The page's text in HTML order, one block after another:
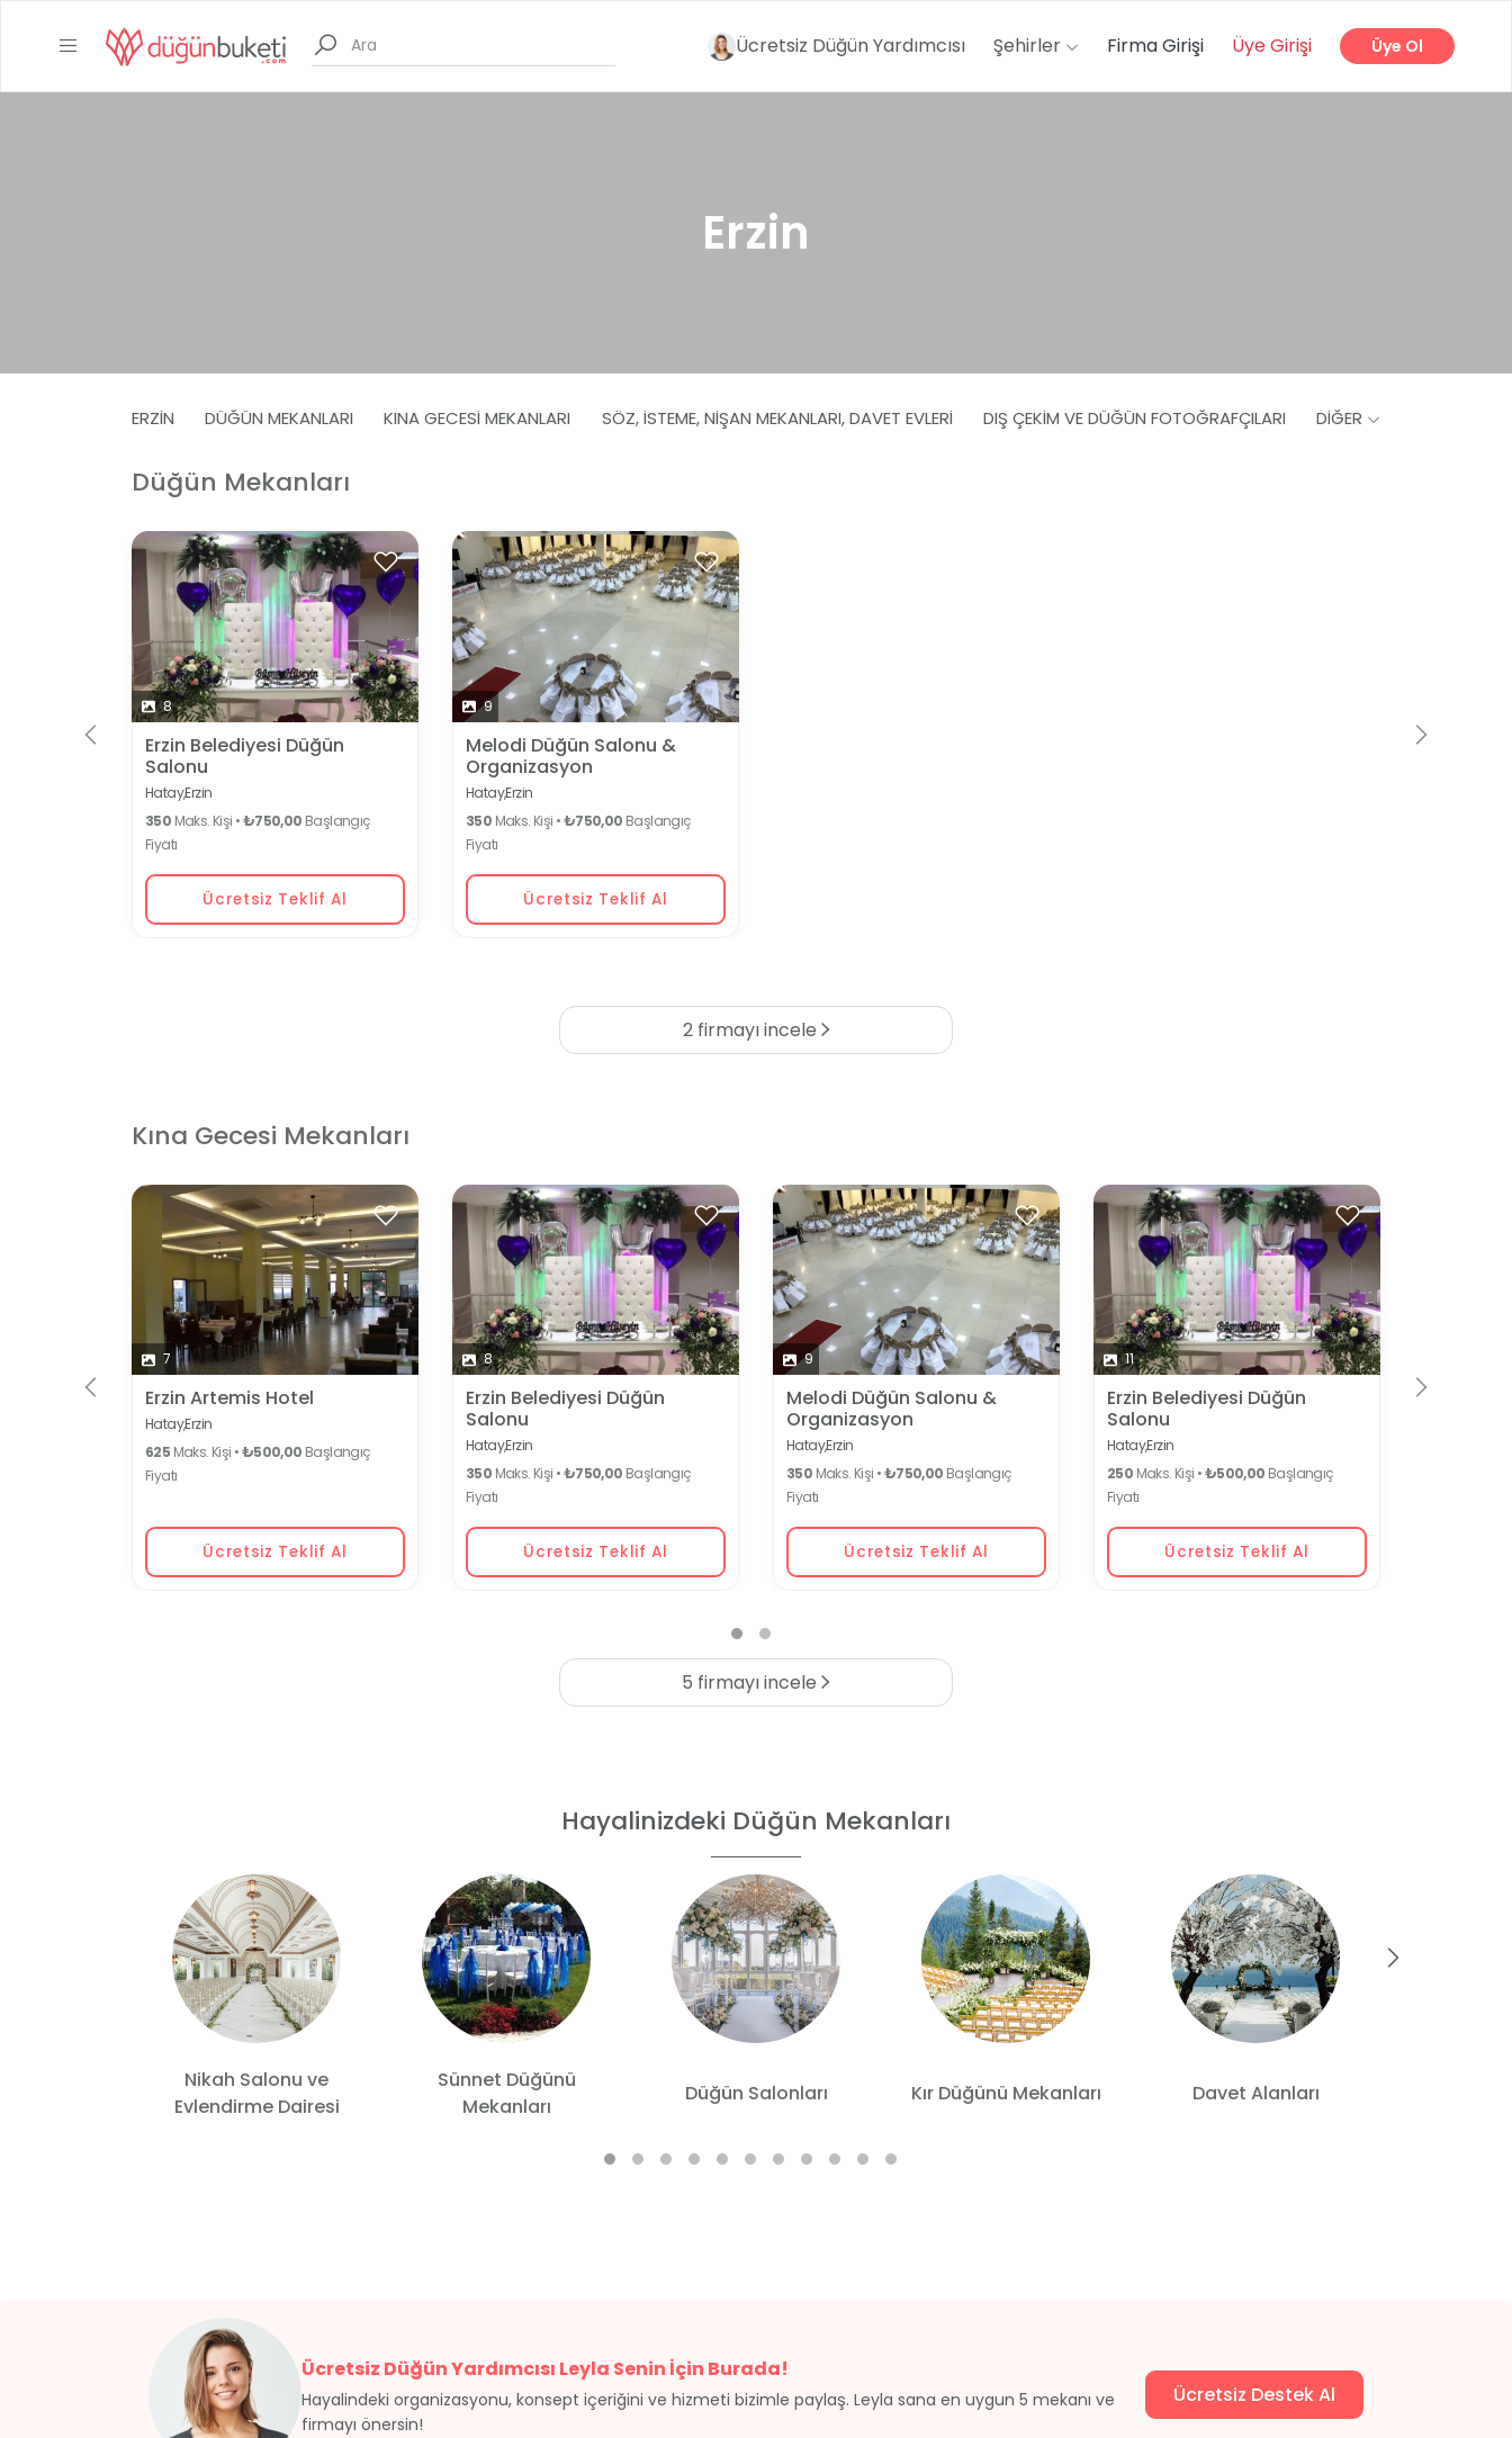
Ücretsiz Düğün Yardımcısı Şehirler Firma Girişi Üye Girişi Üye Ol
Erzin
ERZIN DÜĞÜN MEKANLARI KINA GECESI MEKANLARI SÖZ, İSTEME, NIŞAN MEKANLARI, DAVET EVLERI DIŞ ÇEKIM VE DÜĞÜN FOTOĞRAFÇILARI DIĞER
Düğün Mekanları
8
Erzin Belediyesi Düğün
Salonu
Hatay,Erzin
350 Maks. Kişi •₺750,00 Başlangıç
Fiyatı
Ücretsiz Teklif Al
9
Melodi Düğün Salonu &
Organizasyon
Hatay,Erzin
350 Maks. Kişi •₺750,00 Başlangıç
Fiyatı
Ücretsiz Teklif Al
2 firmayı incele
Kına Gecesi Mekanları
7
Erzin Artemis Hotel
Hatay,Erzin
625 Maks. Kişi •₺500,00 Başlangıç
Fiyatı
Ücretsiz Teklif Al
8
Erzin Belediyesi Düğün
Salonu
Hatay,Erzin
350 Maks. Kişi •₺750,00 Başlangıç
Fiyatı
Ücretsiz Teklif Al
9
Melodi Düğün Salonu &
Organizasyon
Hatay,Erzin
350 Maks. Kişi •₺750,00 Başlangıç
Fiyatı
Ücretsiz Teklif Al
11
Erzin Belediyesi Düğün
Salonu
Hatay,Erzin
250 Maks. Kişi •₺500,00 Başlangıç
Fiyatı
Ücretsiz Teklif Al
5 firmayı incele
Hayalinizdeki Düğün Mekanları
Nikah Salonu ve
Evlendirme Dairesi
Sünnet Düğünü
Mekanları
Düğün Salonları Kır Düğünü Mekanları Davet Alanları
Ücretsiz Düğün Yardımcısı Leyla Senin İçin Burada!
Hayalindeki organizasyonu, konsept içeriğini ve hizmeti bizimle paylaş. Leyla sana en uygun 5 mekanı ve
firmayı önersin!
Ücretsiz Destek Al